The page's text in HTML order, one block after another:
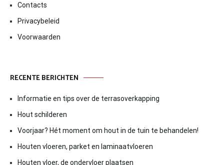
Contacts
Privacybeleid
Voorwaarden
RECENTE BERICHTEN
Informatie en tips over de terrasoverkapping
Hout schilderen
Voorjaar? Hét moment om hout in de tuin te behandelen!
Houten vloeren, parket en laminaatvloeren
Houten vloer, de ondervloer plaatsen